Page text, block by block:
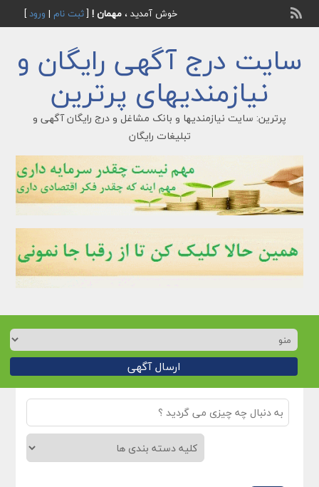
خوش آمدید ، مهمان ![ثبت نام | ورود]
سایت درج آگهی رایگان و
نیازمندیهای پرترین
پرترین: سایت نیازمندیها و بانک مشاغل و درج رایگان آگهی و
تبلیغات رایگان
ارسال آگهی